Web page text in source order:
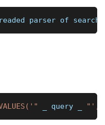
parser of search
query "',